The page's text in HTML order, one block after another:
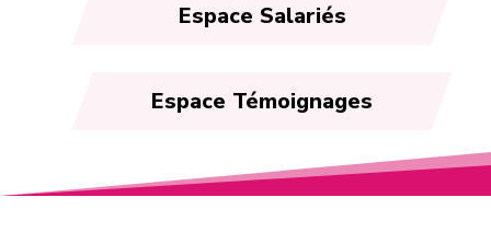
Espace Salariés
Espace Témoignages